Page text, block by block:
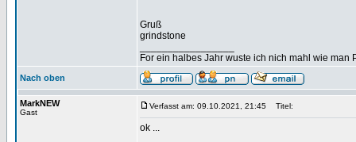
Gruß
grindstone
For ein halbes Jahr wuste ich nich mahl wie man
Nach oben
MarkNEW
Gast
Verfasst am: 09.10.2021, 21:45 Titel:
ok ...